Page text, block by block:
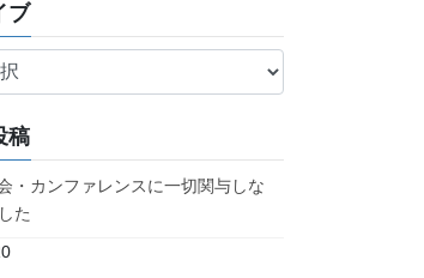
ブ
稿
・カンファレンスに一切関与しな
た